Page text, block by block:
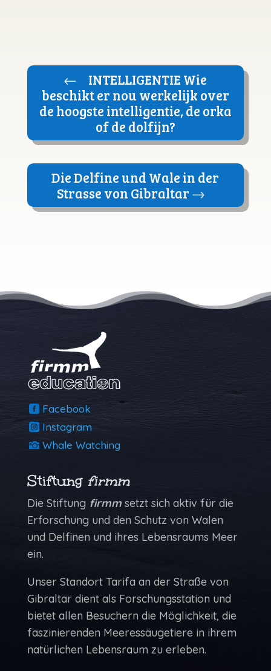
←
INTELLIGENTIE Wie
beschikt er nou werkelijk over
de hoogste intelligentie, de orka
of de dolfijn?
Die Delfine und Wale in der
Strasse von Gibraltar →
Facebook
Instagram
Whale Watching
Stiftung firmm
Die Stiftung firmmsetzt sich aktiv für die
Erforschung und den Schutz von Walen
und Delfinen und ihres Lebensraums Meer
ein.
Unser Standort Tarifa an der Straße von
Gibraltar dient als Forschungs­station und
bietet allen Besuchern die Möglich­keit, die
faszinierenden Meeressäugetiere in ihrem
natürlichen Lebens­raum zu erleben.